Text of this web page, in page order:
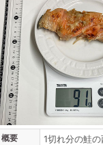
概要 1切れ分の鮭の